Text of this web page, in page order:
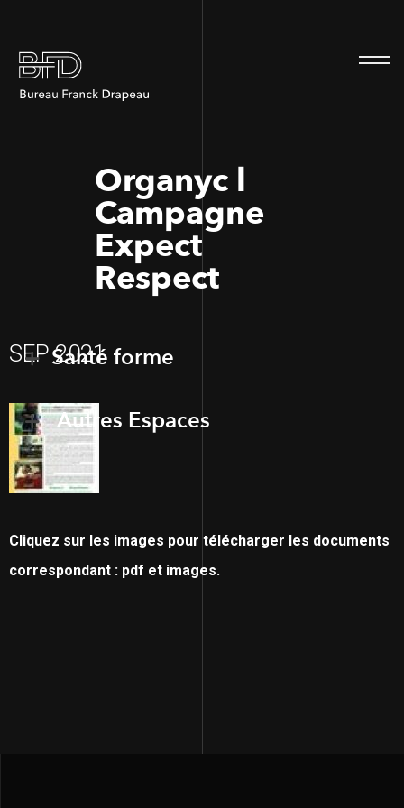
Organyc l
Campagne
Expect
Respect
SEP 2021
Santé forme
Autres Espaces
Cliquez sur les images pour télécharger les documents
correspondant : pdf et images.